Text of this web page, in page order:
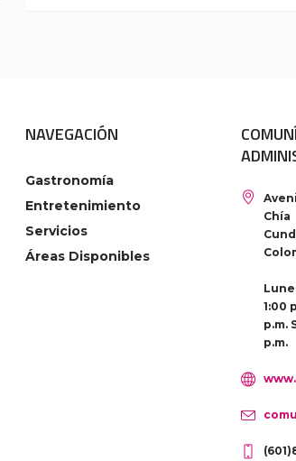
NAVEGACIÓN
Gastronomía
Entretenimiento
Servicios
Áreas Disponibles
Chía
1:00
p.m.
p.m.